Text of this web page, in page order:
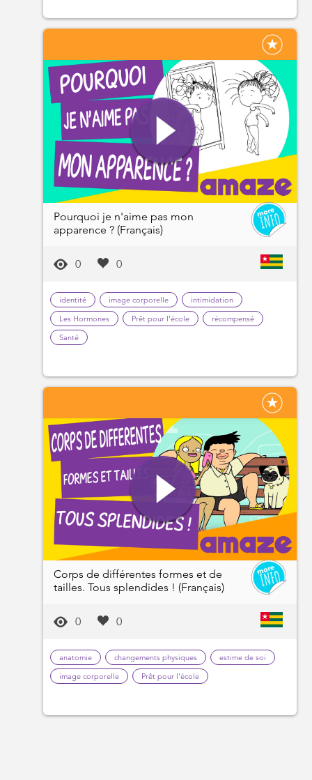
Pourquoi je n'aime pas mon
apparence ? (Français)
0 0
identité image corporelle
intimidation
Les Hormones
Prêt pour l'école
récompensé
Santé
Corps de différentes formes et de
tailles. Tous splendides ! (Français)
0 0
anatomie changements physiques
estime de soi
image corporelle
Prêt pour l'école